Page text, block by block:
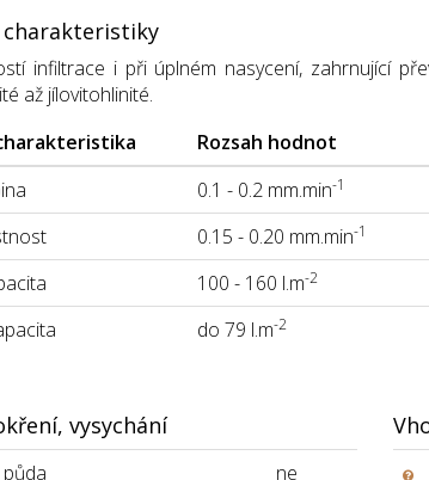
infiltrace i při úplném nasycení, zahrnující
až jílovitohlinité.
Rozsah hodnot
0.1 - 0.2 mm.min-1
0.15 - 0.20 mm.min-1
100 - 160 l.m-2
do 79 l.m-2
vysychání
ne